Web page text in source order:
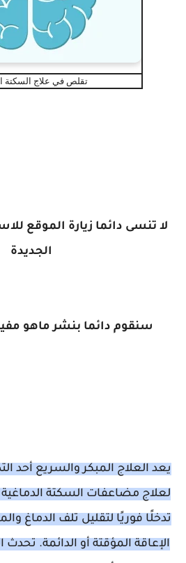
تقلص في علاج السكتة
لا تنسى دائما زيارة الموقع
الجديدة
سنقوم دائما بنشر ماهو
يعد العلاج المبكر والسريع أحد
لعلاج مضاعفات السكتة
تدخلًا فوريًا لتقليل تلف الدماغ
الإعاقة المؤقتة أو الدائمة. تحدث